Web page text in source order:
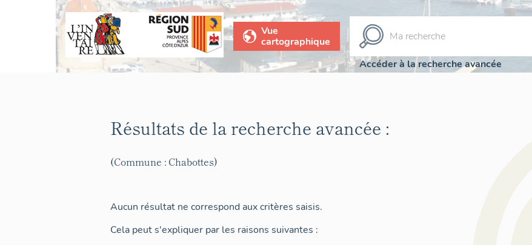
Vue
cartographique
Accéder à la recherche avancée
Résultats de la recherche avancée :
(Commune : Chabottes)
Aucun résultat ne correspond aux critères saisis.
Cela peut s'expliquer par les raisons suivantes :